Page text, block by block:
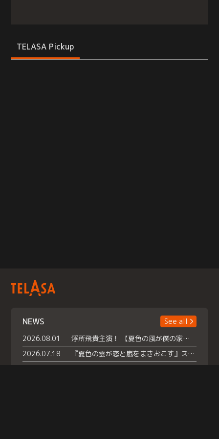
TELASA Pickup
NEWS
See all
2026.08.01
浮所飛貴主演！ 【夏色の風が僕の家にやってきた】 本日よりテラサで独占配信スタート！
2026.07.18
『夏色の雲が恋と嵐をまきおこす』スペシャルメイキング 【Part1】2026年７月18日（土）23時30分～配信スタート！話題のシーンの裏側を大公開！豪華キャスト大集合！ 『武宮家 真夏の家族会議』開催！